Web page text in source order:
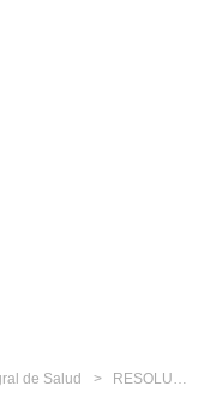
de Salud RESOLUCIÓN JEFATURAL N° 202-2013/SIS Aprueban la Directiva Administrativa que regula el Pago de la